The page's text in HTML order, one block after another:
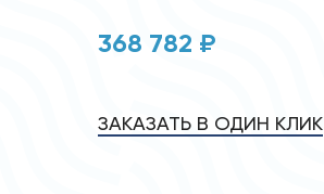
368 782 ₽
ЗАКАЗАТЬ В ОДИН КЛИК